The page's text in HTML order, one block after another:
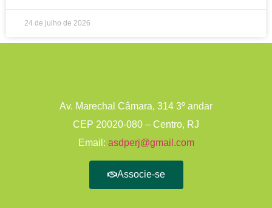
24 de julho de 2026
Av. Marechal Câmara, 314 3º andar
CEP 20020-080 – Centro, RJ
Email: asdperj@gmail.com
Associe-se